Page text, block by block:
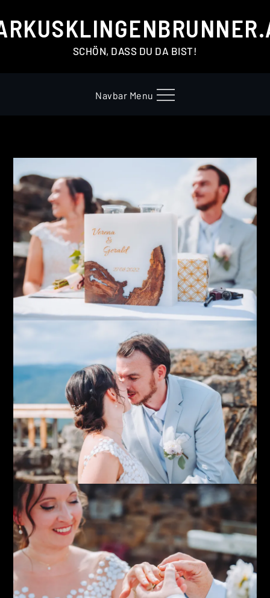
to
content
SCHÖN, DASS DU DA BIST!
Navbar Menu
Galerien
Hochzeit
Verena
& Gerald